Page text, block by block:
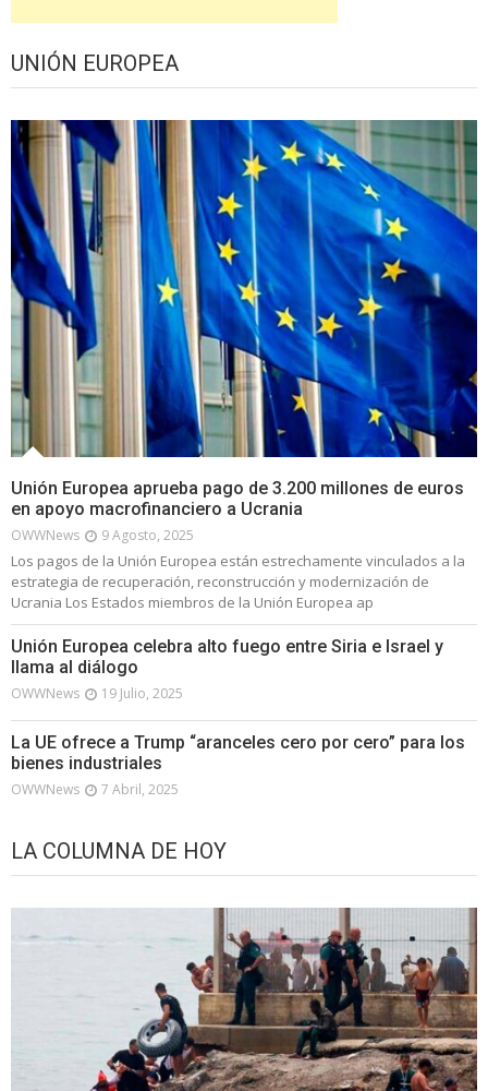
UNIÓN EUROPEA
Unión Europea aprueba pago de 3.200 millones de euros
en apoyo macrofinanciero a Ucrania
OWWNews 9 Agosto, 2025
Los pagos de la Unión Europea están estrechamente vinculados a la
estrategia de recuperación, reconstrucción y modernización de
Ucrania Los Estados miembros de la Unión Europea ap
Unión Europea celebra alto fuego entre Siria e Israel y
llama al diálogo
OWWNews 19 Julio, 2025
La UE ofrece a Trump “aranceles cero por cero” para los
bienes industriales
OWWNews 7 Abril, 2025
LA COLUMNA DE HOY